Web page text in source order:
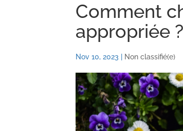
Comment
appropriée ?
Nov 10, 2023 Non classifié(e)